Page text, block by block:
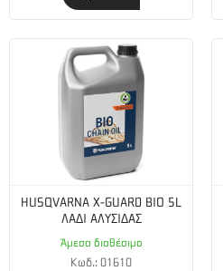
HUSQVARNA X-GUARD BIO 5L
ΛΑΔΙ ΑΛΥΣΙΔΑΣ
Άμεσα διαθέσιμο
Κωδ.: 01610